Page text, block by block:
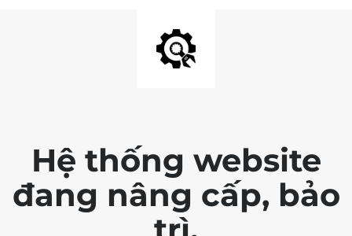
Hệ thống website
đang nâng cấp, bảo